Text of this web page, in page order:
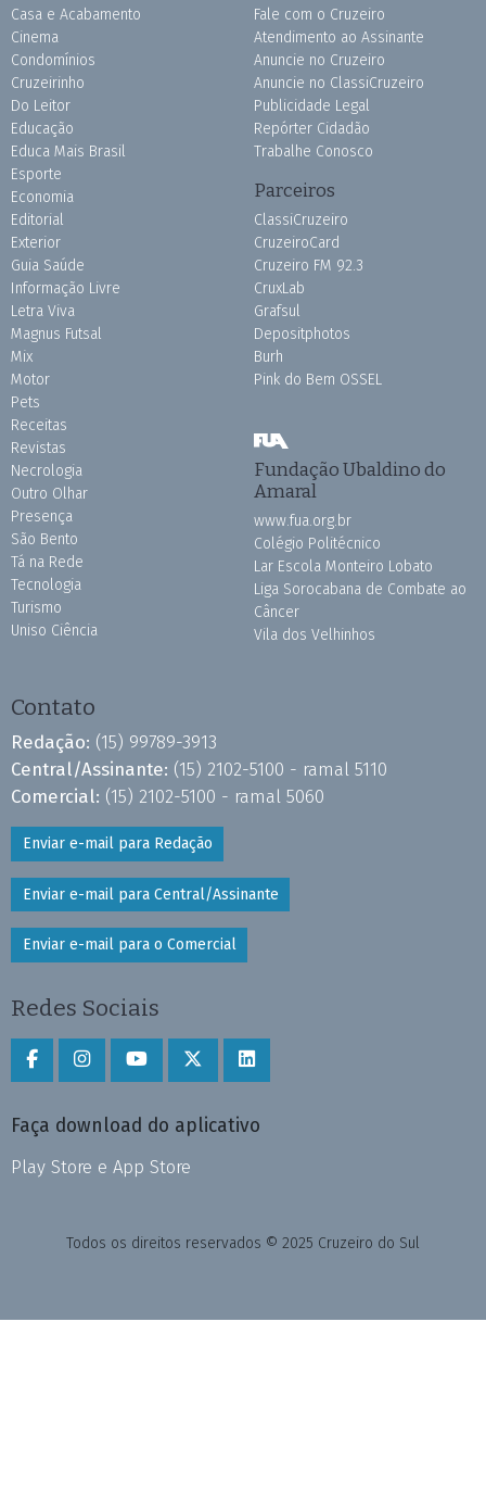
Casa e Acabamento
Cinema
Condomínios
Cruzeirinho
Do Leitor
Educação
Educa Mais Brasil
Esporte
Economia
Editorial
Exterior
Guia Saúde
Informação Livre
Letra Viva
Magnus Futsal
Mix
Motor
Pets
Receitas
Revistas
Necrologia
Outro Olhar
Presença
São Bento
Tá na Rede
Tecnologia
Turismo
Uniso Ciência
Fale com o Cruzeiro
Atendimento ao Assinante
Anuncie no Cruzeiro
Anuncie no ClassiCruzeiro
Publicidade Legal
Repórter Cidadão
Trabalhe Conosco
Parceiros
ClassiCruzeiro
CruzeiroCard
Cruzeiro FM 92.3
CruxLab
Grafsul
Depositphotos
Burh
Pink do Bem OSSEL
Fundação Ubaldino do
Amaral
www.fua.org.br
Colégio Politécnico
Lar Escola Monteiro Lobato
Liga Sorocabana de Combate ao
Câncer
Vila dos Velhinhos
Contato
Redação: (15) 99789-3913
Central/Assinante: (15) 2102-5100 - ramal 5110
Comercial: (15) 2102-5100 - ramal 5060
Enviar e-mail para Redação
Enviar e-mail para Central/Assinante
Enviar e-mail para o Comercial
Redes Sociais
Faça download do aplicativo
Play Store e App Store
Todos os direitos reservados © 2025 Cruzeiro do Sul